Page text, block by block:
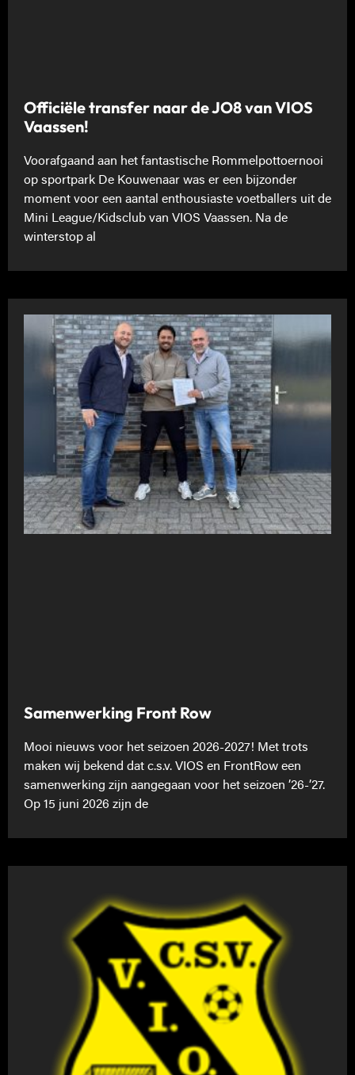
Officiële transfer naar de JO8 van VIOS
Vaassen!
Voorafgaand aan het fantastische Rommelpottoernooi
op sportpark De Kouwenaar was er een bijzonder
moment voor een aantal enthousiaste voetballers uit de
Mini League/Kidsclub van VIOS Vaassen. Na de
winterstop al
Samenwerking Front Row
Mooi nieuws voor het seizoen 2026-2027! Met trots
maken wij bekend dat c.s.v. VIOS en FrontRow een
samenwerking zijn aangegaan voor het seizoen ’26-’27.
Op 15 juni 2026 zijn de